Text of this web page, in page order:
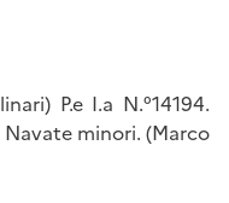
P.e I.a N.°14194.
minori. (Marco